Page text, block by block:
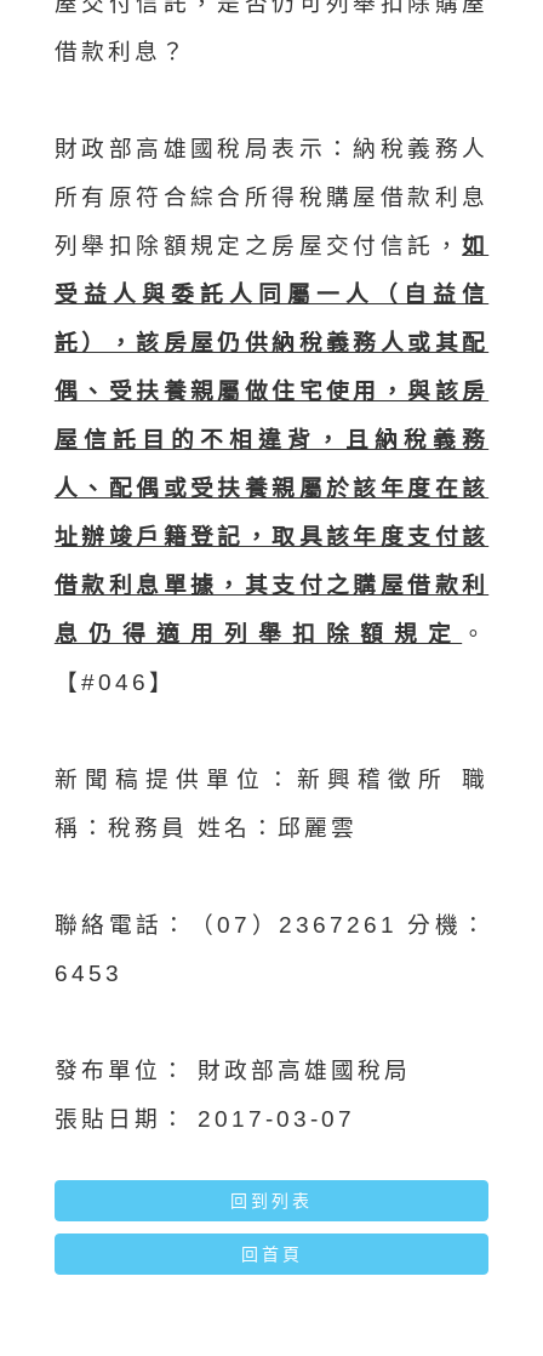
借款利息？
財政部高雄國稅局表示：納稅義務人
所有原符合綜合所得稅購屋借款利息
列舉扣除額規定之房屋交付信託，如
受益人與委託人同屬一人（自益信
託），該房屋仍供納稅義務人或其配
偶、受扶養親屬做住宅使用，與該房
屋信託目的不相違背，且納稅義務
人、配偶或受扶養親屬於該年度在該
址辦竣戶籍登記，取具該年度支付該
借款利息單據，其支付之購屋借款利
息仍得適用列舉扣除額規定
。
【#046】
新聞稿提供單位：新興稽徵所 職
稱：稅務員 姓名：邱麗雲
聯絡電話：（07）2367261 分機：
6453
發布單位：
財政部高雄國稅局
張貼日期：
2017-03-07
回到列表
回首頁